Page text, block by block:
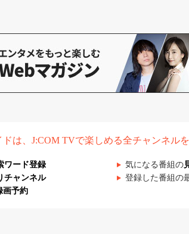
ドは、J:COM TVで楽しめる全チャンネル
ワード登録 気になる番組の
チャンネル 登録した番組の
画予約